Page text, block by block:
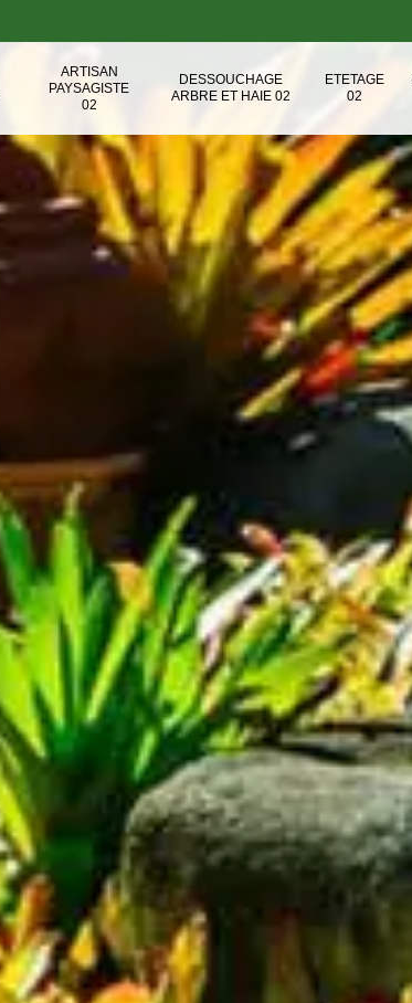
ARTISAN
PAYSAGISTE
02
DESSOUCHAGE
ARBRE ET HAIE 02
ETETAGE
02